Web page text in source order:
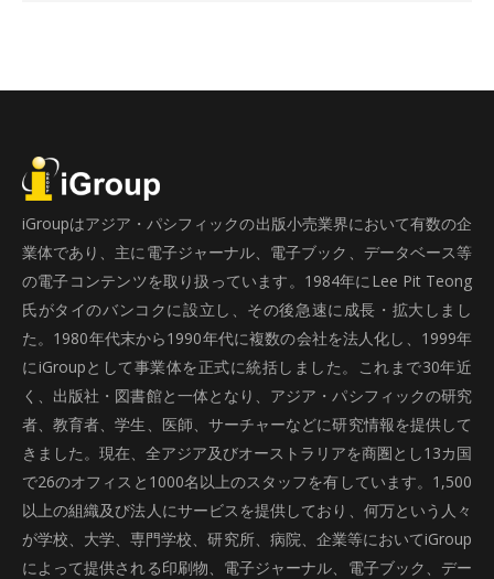
iGroupはアジア・パシフィックの出版小売業界において有数の企
業体であり、主に電子ジャーナル、電子ブック、データベース等
の電子コンテンツを取り扱っています。1984年にLee Pit Teong
氏がタイのバンコクに設立し、その後急速に成長・拡大しまし
た。1980年代末から1990年代に複数の会社を法人化し、1999年
にiGroupとして事業体を正式に統括しました。これまで30年近
く、出版社・図書館と一体となり、アジア・パシフィックの研究
者、教育者、学生、医師、サーチャーなどに研究情報を提供して
きました。現在、全アジア及びオーストラリアを商圏とし13カ国
で26のオフィスと1000名以上のスタッフを有しています。1,500
以上の組織及び法人にサービスを提供しており、何万という人々
が学校、大学、専門学校、研究所、病院、企業等においてiGroup
によって提供される印刷物、電子ジャーナル、電子ブック、デー